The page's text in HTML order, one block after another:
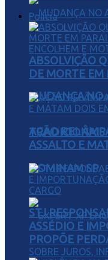
MUDANÇA NO
TRADICIONAIS
DOMINAM SP
Polícia
ABSOLVIÇÃO
DE MORTE EM
AÇÃO
ASSALTO E
STJ
ASSÉDIO E
PROPÕE